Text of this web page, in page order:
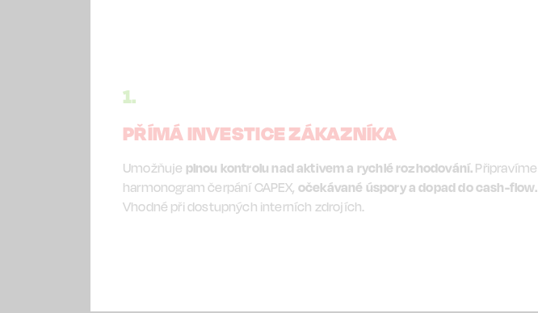
1.
PŘÍMÁ INVESTICE ZÁKAZNÍKA
Umožňuje plnou kontrolu nad aktivem a rychlé rozhodování. Připravíme
harmonogram čerpání CAPEX, očekávané úspory a dopad do cash-flow.
Vhodné při dostupných interních zdrojích.